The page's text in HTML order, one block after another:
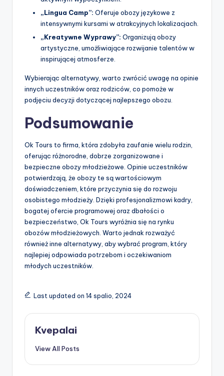
„Lingua Camp”: Oferuje obozy językowe z
intensywnymi kursami w atrakcyjnych lokalizacjach.
„Kreatywne Wyprawy”: Organizują obozy
artystyczne, umożliwiające rozwijanie talentów w
inspirującej atmosferze.
Wybierając alternatywy, warto zwrócić uwagę na opinie
innych uczestników oraz rodziców, co pomoże w
podjęciu decyzji dotyczącej najlepszego obozu.
Podsumowanie
Ok Tours to firma, która zdobyła zaufanie wielu rodzin,
oferując różnorodne, dobrze zorganizowane i
bezpieczne obozy młodzieżowe. Opinie uczestników
potwierdzają, że obozy te są wartościowym
doświadczeniem, które przyczynia się do rozwoju
osobistego młodzieży. Dzięki profesjonalizmowi kadry,
bogatej ofercie programowej oraz dbałości o
bezpieczeństwo, Ok Tours wyróżnia się na rynku
obozów młodzieżowych. Warto jednak rozważyć
również inne alternatywy, aby wybrać program, który
najlepiej odpowiada potrzebom i oczekiwaniom
młodych uczestników.
Last updated on 14 spalio, 2024
Kvepalai
View All Posts